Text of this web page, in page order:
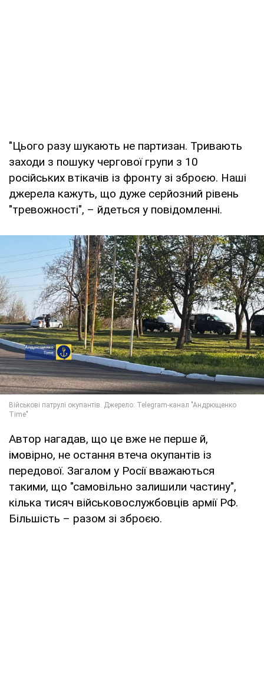
"Цього разу шукають не партизан. Тривають
заходи з пошуку чергової групи з 10
російських втікачів із фронту зі зброєю. Наші
джерела кажуть, що дуже серйозний рівень
"тревожності", – йдеться у повідомленні.
Автор нагадав, що це вже не перше й,
імовірно, не остання втеча окупантів із
передової. Загалом у Росії вважаються
такими, що "самовільно залишили частину",
кілька тисяч військовослужбовців армії РФ.
Більшість – разом зі зброєю.